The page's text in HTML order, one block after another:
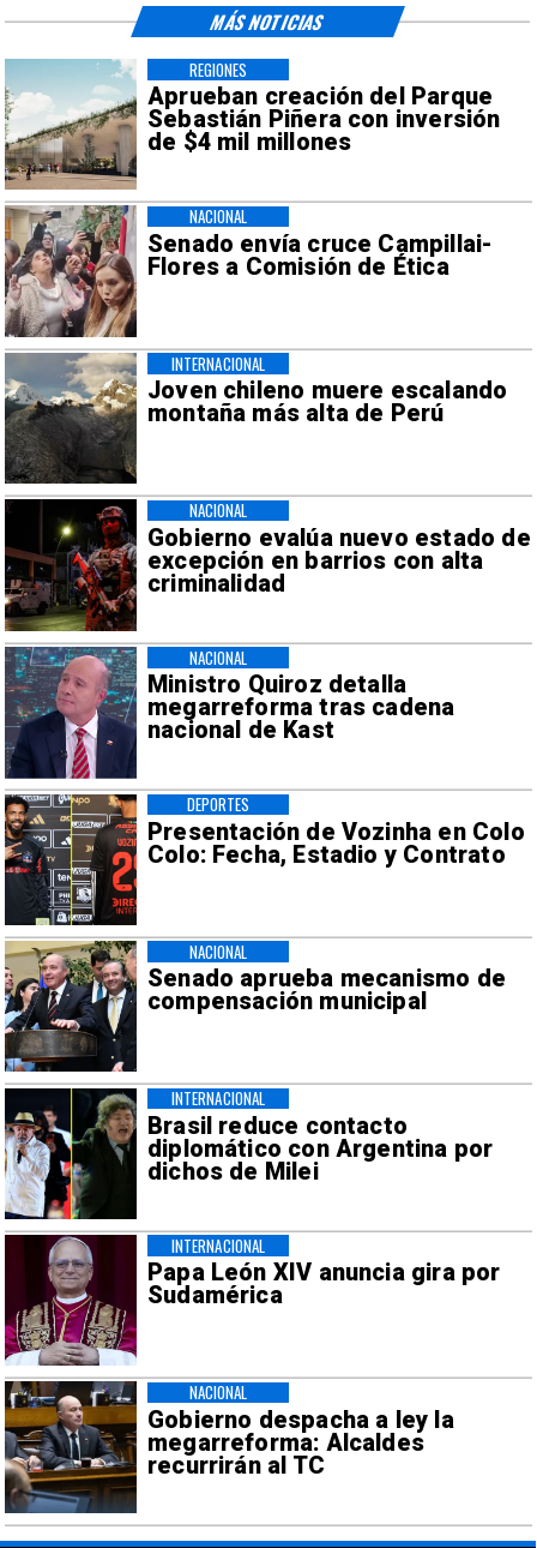
Aprueban creación del Parque
Sebastián Piñera con inversión
de $4 mil millones
REGIONES
Senado envía cruce Campillai-
Flores a Comisión de Ética
NACIONAL
Joven chileno muere escalando
montaña más alta de Perú
INTERNACIONAL
Gobierno evalúa nuevo estado de
excepción en barrios con alta
criminalidad
NACIONAL
Ministro Quiroz detalla
megarreforma tras cadena
nacional de Kast
NACIONAL
Presentación de Vozinha en Colo
Colo: Fecha, Estadio y Contrato
DEPORTES
Senado aprueba mecanismo de
compensación municipal
NACIONAL
Brasil reduce contacto
diplomático con Argentina por
dichos de Milei
INTERNACIONAL
Papa León XIV anuncia gira por
Sudamérica
INTERNACIONAL
Gobierno despacha a ley la
megarreforma: Alcaldes
recurrirán al TC
NACIONAL
MÁS NOTICIAS